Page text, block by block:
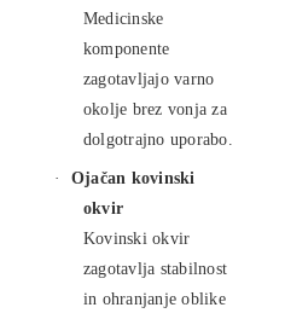
Medicinske
komponente
zagotavljajo varno
okolje brez vonja za
dolgotrajno uporabo.
·
Ojačan kovinski
okvir
Kovinski okvir
zagotavlja stabilnost
in ohranjanje oblike